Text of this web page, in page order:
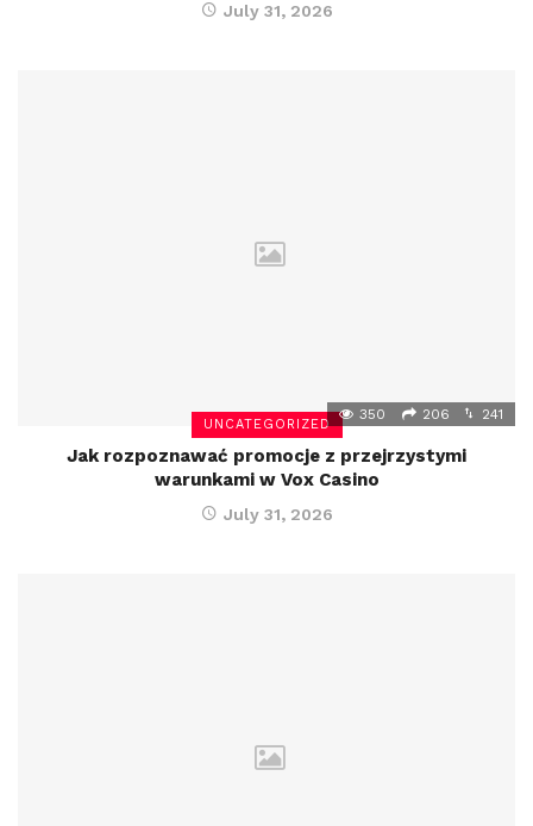
July 31, 2026
UNCATEGORIZED
350 206 241
Jak rozpoznawać promocje z przejrzystymi
warunkami w Vox Casino
July 31, 2026